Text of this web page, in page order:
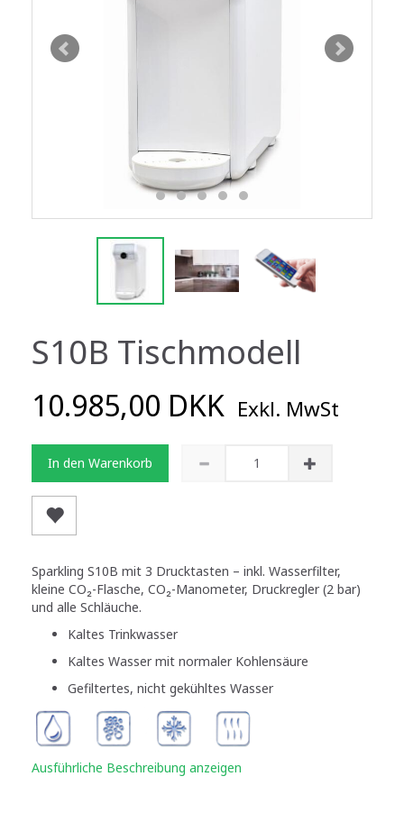
S10B Tischmodell
10.985,00 DKK Exkl. MwSt
In den Warenkorb
Sparkling S10B mit 3 Drucktasten – inkl. Wasserfilter,
kleine CO₂-Flasche, CO₂-Manometer, Druckregler (2 bar)
und alle Schläuche.
Kaltes Trinkwasser
Kaltes Wasser mit normaler Kohlensäure
Gefiltertes, nicht gekühltes Wasser
Ausführliche Beschreibung anzeigen